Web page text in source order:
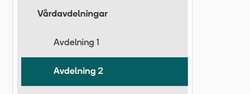
Vårdavdelningar
Avdelning 1
Avdelning 2